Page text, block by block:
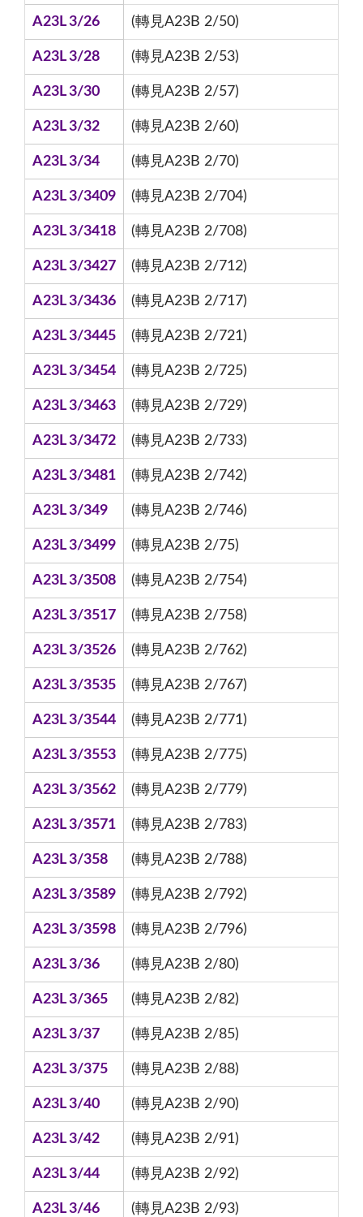
A23L 3/26 (轉見A23B 2/50)
A23L 3/28 (轉見A23B 2/53)
A23L 3/30 (轉見A23B 2/57)
A23L 3/32 (轉見A23B 2/60)
A23L 3/34 (轉見A23B 2/70)
A23L 3/3409 (轉見A23B 2/704)
A23L 3/3418 (轉見A23B 2/708)
A23L 3/3427 (轉見A23B 2/712)
A23L 3/3436 (轉見A23B 2/717)
A23L 3/3445 (轉見A23B 2/721)
A23L 3/3454 (轉見A23B 2/725)
A23L 3/3463 (轉見A23B 2/729)
A23L 3/3472 (轉見A23B 2/733)
A23L 3/3481 (轉見A23B 2/742)
A23L 3/349 (轉見A23B 2/746)
A23L 3/3499 (轉見A23B 2/75)
A23L 3/3508 (轉見A23B 2/754)
A23L 3/3517 (轉見A23B 2/758)
A23L 3/3526 (轉見A23B 2/762)
A23L 3/3535 (轉見A23B 2/767)
A23L 3/3544 (轉見A23B 2/771)
A23L 3/3553 (轉見A23B 2/775)
A23L 3/3562 (轉見A23B 2/779)
A23L 3/3571 (轉見A23B 2/783)
A23L 3/358 (轉見A23B 2/788)
A23L 3/3589 (轉見A23B 2/792)
A23L 3/3598 (轉見A23B 2/796)
A23L 3/36 (轉見A23B 2/80)
A23L 3/365 (轉見A23B 2/82)
A23L 3/37 (轉見A23B 2/85)
A23L 3/375 (轉見A23B 2/88)
A23L 3/40 (轉見A23B 2/90)
A23L 3/42 (轉見A23B 2/91)
A23L 3/44 (轉見A23B 2/92)
A23L 3/46 (轉見A23B 2/93)